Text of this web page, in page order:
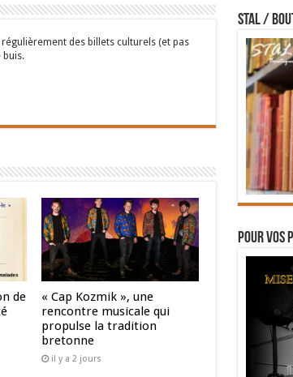
des billets culturels (et pas
buis.
de
« Cap Kozmik », une
rencontre musicale qui
propulse la tradition
bretonne
il y a 2 jours
STAL /
Pour vos